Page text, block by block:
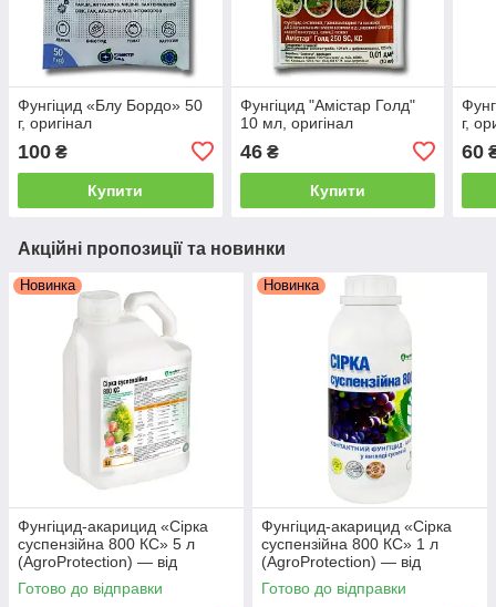
Фунгіцид «Блу Бордо» 50
г, оригінал
100 ₴
Купити
Фунгіцид "Амістар Голд"
10 мл, оригінал
46₴
Купити
г,
60
Акційні пропозиції та новинки
Новинка
Фунгіцид-акарицид «Сірка
суспензійна 800 КС» 5 л
(AgroProtection) — від
борошнистої роси, оїдіуму та
кліщів
Готово до відправки
Новинка
Фунгіцид-акарицид «Сірка
суспензійна 800 КС» 1 л
(AgroProtection) — від
борошнистої роси,
Готово до відправки